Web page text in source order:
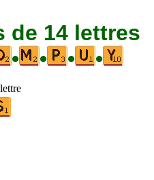
de 14 lettres
• • • •